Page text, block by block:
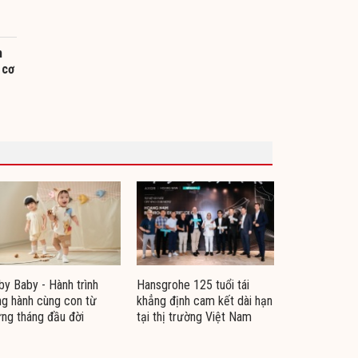
Baby - Hành trình
hành cùng con từ
tháng đầu đời
Hansgrohe 125 tuổi tái
khẳng định cam kết dài hạn
tại thị trường Việt Nam